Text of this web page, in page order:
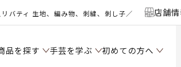
リバティ 生地、編み物、刺繍、刺し子／ 店舗
品を探す 手芸を学ぶ 初めての方へ